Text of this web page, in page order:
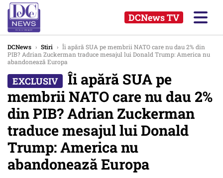
DCNews TV
DCNews › Stiri › Îi apără SUA pe membrii NATO care nu dau 2% din
PIB? Adrian Zuckerman traduce mesajul lui Donald Trump: America nu
abandonează Europa
Îi apără SUA pe
membrii NATO care nu dau 2%
din PIB? Adrian Zuckerman
traduce mesajul lui Donald
Trump: America nu
abandonează Europa